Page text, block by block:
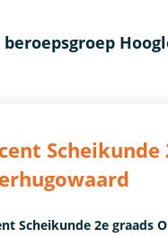
Scheikunde 2e graads